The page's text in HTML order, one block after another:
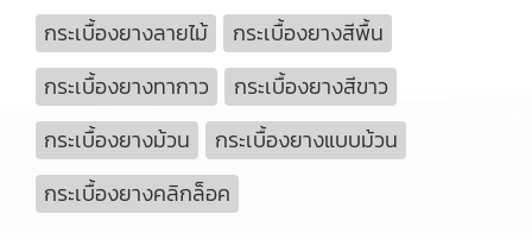
กระเบื้องยางลายไม้
กระเบื้องยางสีพื้น
กระเบื้องยางทากาว
กระเบื้องยางสีขาว
กระเบื้องยางม้วน
กระเบื้องยางแบบม้วน
กระเบื้องยางคลิกล็อค